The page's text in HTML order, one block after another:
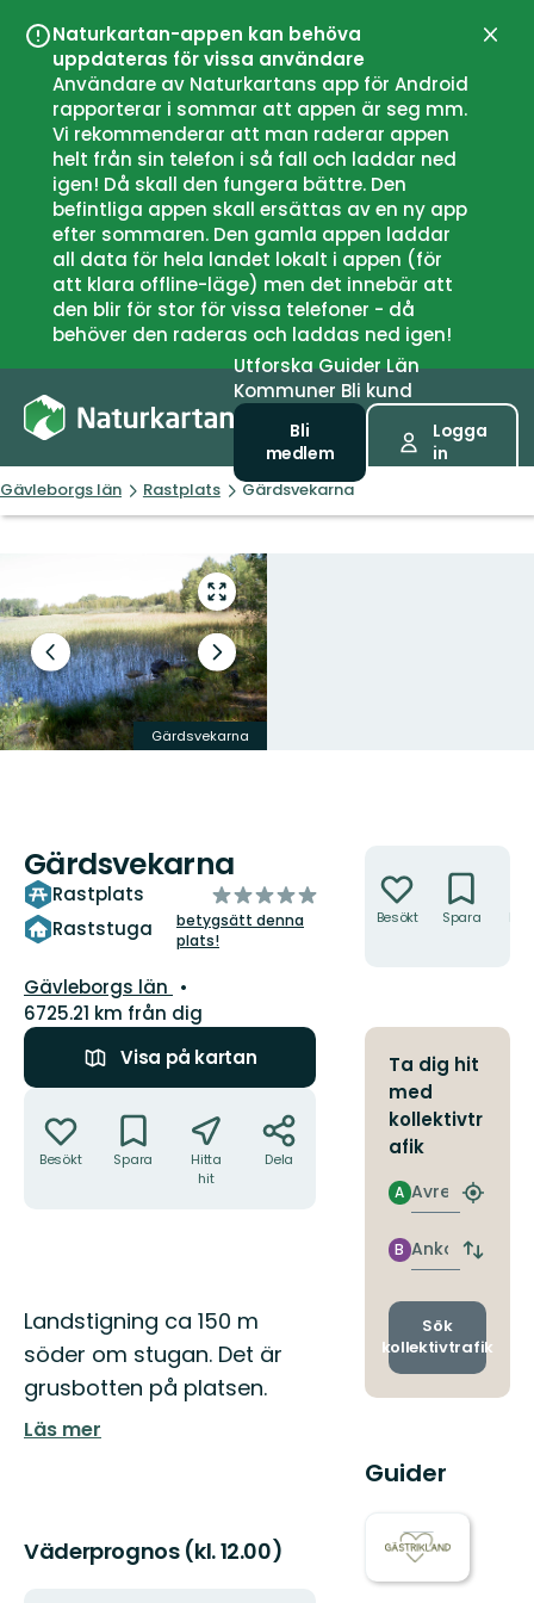
Naturkartan-appen kan behöva
uppdateras för vissa användare
Användare av Naturkartans app för Android
rapporterar i sommar att appen är seg mm.
Vi rekommenderar att man raderar appen
helt från sin telefon i så fall och laddar ned
igen! Då skall den fungera bättre. Den
befintliga appen skall ersättas av en ny app
efter sommaren. Den gamla appen laddar
all data för hela landet lokalt i appen (för
att klara offline-läge) men det innebär att
den blir för stor för vissa telefoner - då
behöver den raderas och laddas ned igen!
UtforskaGuiderLän
Kommuner Bli kund
Bli
medlem
Logga
in
Gävleborgs län Rastplats Gärdsvekarna
Gå
till
helskärmsläge
Föregående
bild
Nästa
bildspel
Gärdsvekarna
Gärdsvekarna
Rastplats
Raststuga
av
5
stjärnor
betygsätt denna
plats!
Län:
Gävleborgs län
6725.21 km från dig
Visa på kartan
Besökt Spara
Hitta
hit
Dela
Beskrivning
Landstigning ca 150 m
söder om stugan. Det är
grusbotten på platsen.
Läs mer
Väderprognos (kl. 12.00)
Besökt Spara
Ta dig hit
med
kollektivtr
afik
Avresa
A
Hitta
Ankomst
B
Byt
och
Sök
kollektivtrafik
Guider